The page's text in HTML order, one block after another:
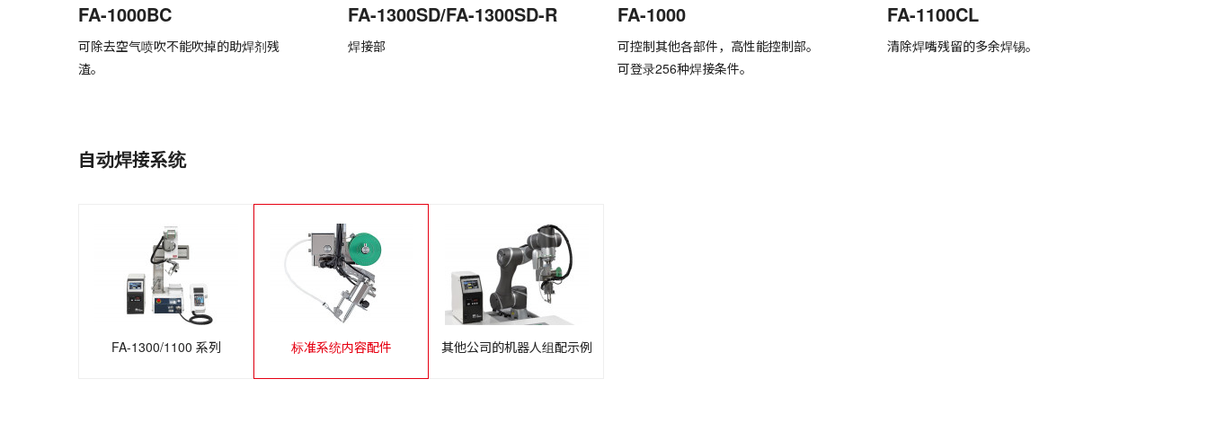
FA-1000BC
可除去空气喷吹不能吹掉的助焊剂残
渣。
FA-1300SD/FA-1300SD-R
焊接部
FA-1000
可控制其他各部件，高性能控制部。
可登录256种焊接条件。
FA-1100CL
清除焊嘴残留的多余焊锡。
自动焊接系统
FA-1300/1100 系列 标准系统内容配件 其他公司的机器人组配示例